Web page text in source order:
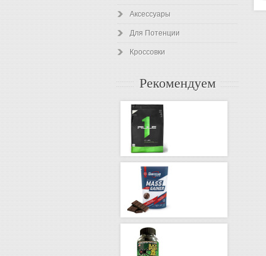
Аксессуары
Для Потенции
Кроссовки
Рекомендуем